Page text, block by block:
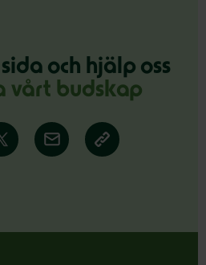
och hjälp oss
vårt budskap